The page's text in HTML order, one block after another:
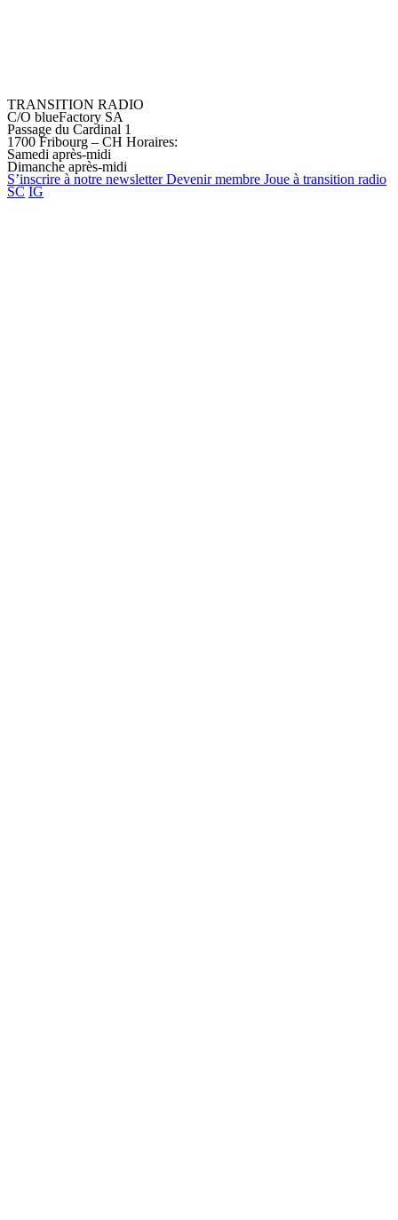
TRANSITION RADIO
C/O blueFactory SA
Passage du Cardinal 1
1700 Fribourg – CH Horaires:
Samedi après-midi
Dimanche après-midi
S’inscrire à notre newsletter Devenirmembre Joue à transition radio
SC IG